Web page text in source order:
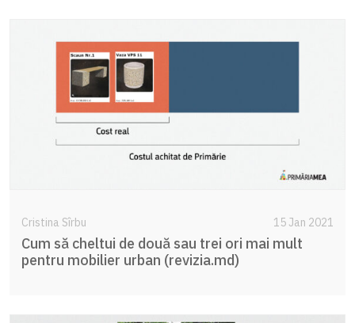
Cristina Sîrbu 15 Jan 2021
Cum să cheltui de două sau trei ori mai mult
pentru mobilier urban (revizia.md)